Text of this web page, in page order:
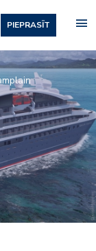
PIEPRASĪT menu